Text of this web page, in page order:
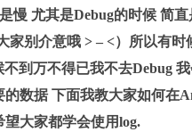
慢 尤其是Debug的时候 简
家别介意哦 > – <）所以有时
到万不得已我不去Debug 我
的数据 下面我教大家如何在
大家都学会使用log.